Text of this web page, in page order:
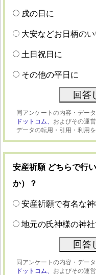
戌の日に
大安などお日柄の
土日祝日に
その他の平日に
同アンケートの内容・デー
ドットコム、 およびその運
データの転用・引用・利用を
安産祈願 どちらで行
か）？
安産祈願で有名な
地元の氏神様の神
同アンケートの内容・デー
ドットコム、 およびその運